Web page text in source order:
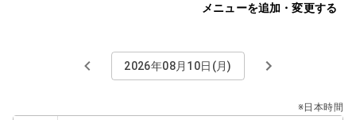
メニューを追加・変更する
2026年08月10日(月)
※日本時間